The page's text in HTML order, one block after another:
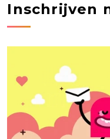
Inschrijven